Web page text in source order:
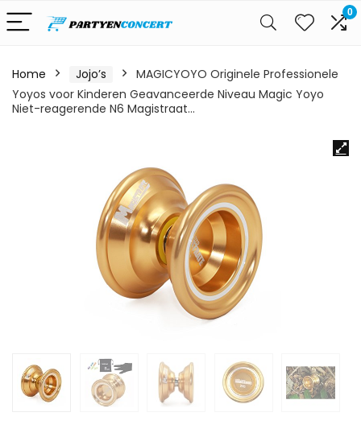
0
Home Jojo’s
MAGICYOYO Originele Professionele
Yoyos voor Kinderen Geavanceerde Niveau Magic Yoyo
Niet-reagerende N6 Magistraat…